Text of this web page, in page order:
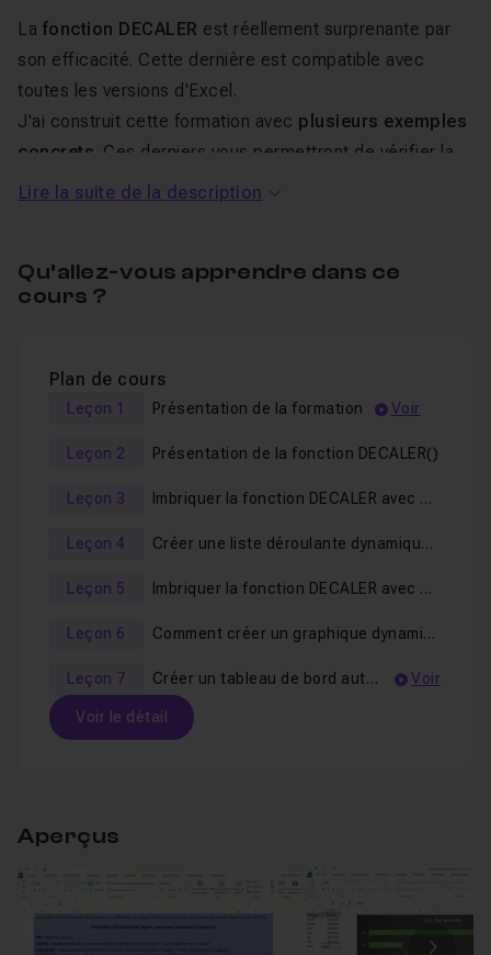
La fonction DECALER est réellement surprenante par
son efficacité. Cette dernière est compatible avec
toutes les versions d'Excel.
J'ai construit cette formation avec plusieurs exemples
concrets . Ces derniers vous permettront de vérifier la
puissance de cette fonction.
d'utiliser pleinement la fonction DECALER et de
l'appliquer sur vos projets.
blocage dans le cours.
DECALER.
Lire la suite de la description
Qu’allez-vous apprendre dans ce
cours ?
Plan de cours
Leçon 1 Présentation de la formation Voir
Leçon 2 Présentation de la fonction DECALER()
Leçon 3 Imbriquer la fonction DECALER avec SOMME et NBVAL
Leçon 4 Créer une liste déroulante dynamique avec DECALER et NBVAL
Leçon 5 Imbriquer la fonction DECALER avec MAX, EQUIV et INDEX
Leçon 6 Comment créer un graphique dynamique avec DECALER et NBVAL
Leçon 7 Créer un tableau de bord automatisé avec DECALER Voir
Voir le détail
Aperçus